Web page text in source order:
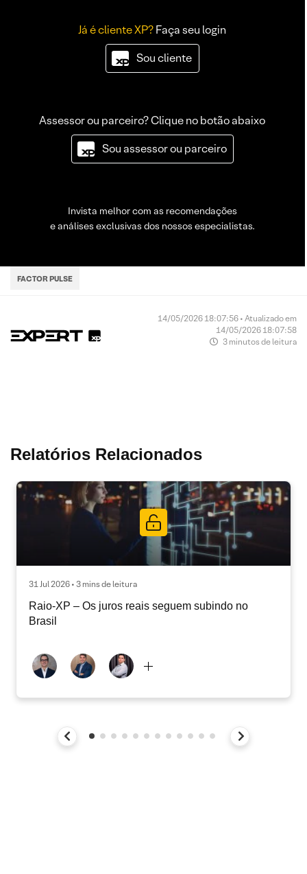
Já é cliente XP?Faça seu login
Sou cliente
Assessor ou parceiro? Clique no botão abaixo
Sou assessor ou parceiro
Invista melhor com as recomendações
e análises exclusivas dos nossos especialistas.
FACTOR PULSE
14/05/2026 18:07:56 • Atualizado em
14/05/2026 18:07:58
3 minutos de leitura
Relatórios Relacionados
31 Jul 2026 • 3 mins de leitura
Raio-XP – Os juros reais seguem subindo no
Brasil